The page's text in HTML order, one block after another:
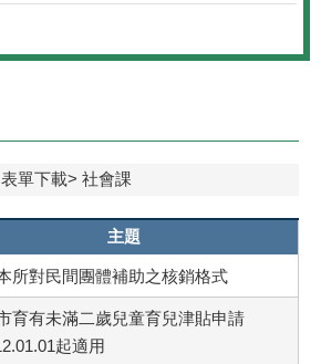
表單下載 社會課
主題
所對民間團體補助之核銷格式
育有未滿二歲兒童育兒津貼申請
起適用